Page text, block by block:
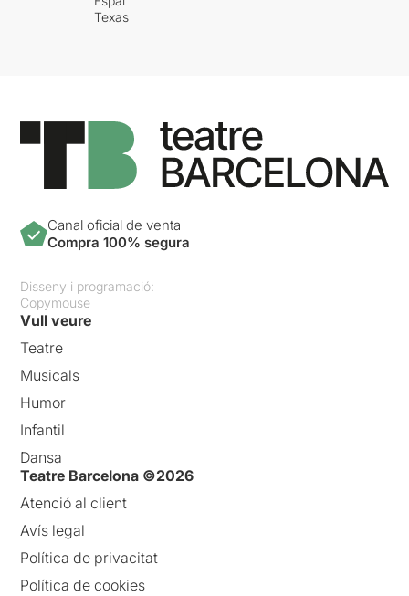
Texas
Canal oficial de venta
Compra 100% segura
Disseny i programació:
Copymouse
Vull veure
Teatre
Musicals
Humor
Infantil
Dansa
Teatre Barcelona ©2026
Atenció al client
Avís legal
Política de privacitat
Política de cookies